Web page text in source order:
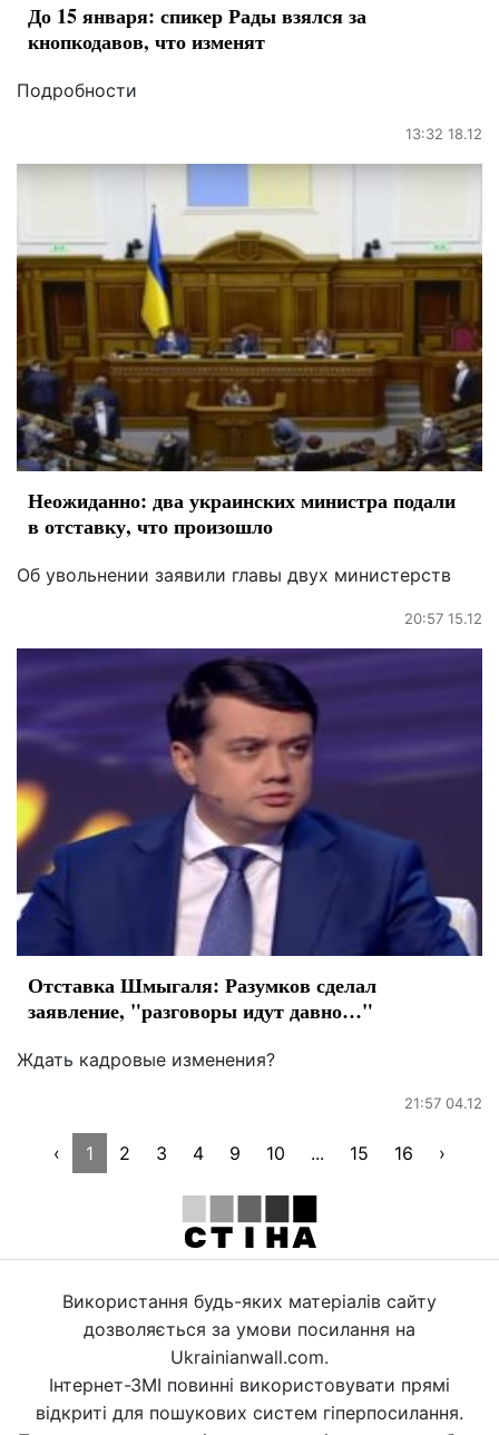
До 15 января: спикер Рады взялся за
кнопкодавов, что изменят
Подробности
13:32 18.12
Неожиданно: два украинских министра подали
в отставку, что произошло
Об увольнении заявили главы двух министерств
20:57 15.12
Отставка Шмыгаля: Разумков сделал
заявление, "разговоры идут давно…"
Ждать кадровые изменения?
21:57 04.12
‹ 1 2 3 4 9 10 ... 15 16 ›
Використання будь-яких матеріалів сайту
дозволяється за умови посилання на
Ukrainianwall.com.
Інтернет-ЗМІ повинні використовувати прямі
відкриті для пошукових систем гіперпосилання.